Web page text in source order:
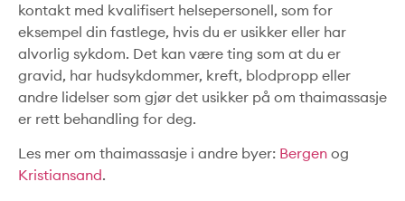
kontakt med kvalifisert helsepersonell, som for
eksempel din fastlege, hvis du er usikker eller har
alvorlig sykdom. Det kan være ting som at du er
gravid, har hudsykdommer, kreft, blodpropp eller
andre lidelser som gjør det usikker på om thaimassasje
er rett behandling for deg.
Les mer om thaimassasje i andre byer: Bergen og
Kristiansand.